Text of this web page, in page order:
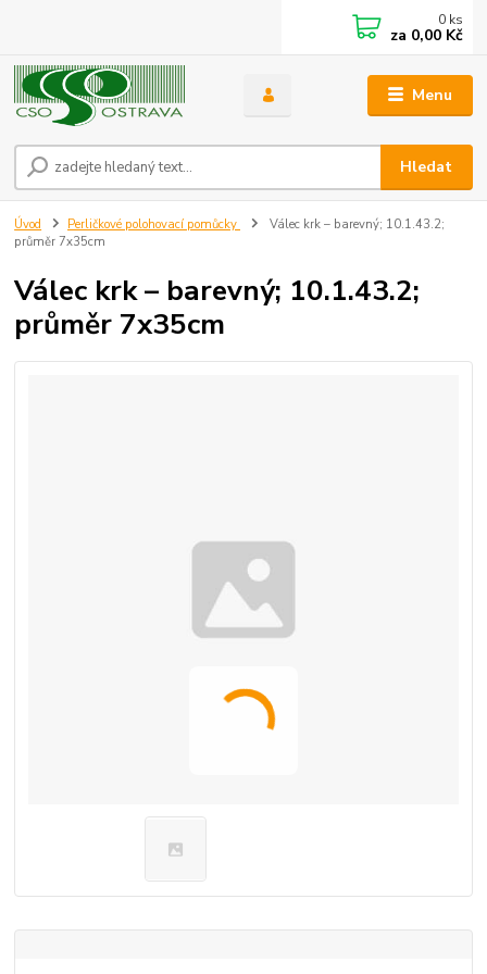
Menu
Hledat
0 ks
za 0,00 Kč
Úvod Perličkové polohovací pomůcky
Válec krk – barevný; 10.1.43.2;
průměr 7x35cm
Válec krk – barevný; 10.1.43.2;
průměr 7x35cm